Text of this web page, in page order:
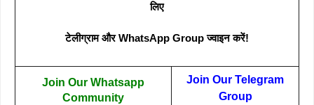
लिए
टेलीग्राम और WhatsApp Group ज्वाइन करें!
Join Our Whatsapp
Community
Join Our Telegram
Group